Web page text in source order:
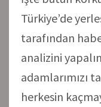
Türkiye’de
tarafından
analizini
adamlarımızı
herkesin